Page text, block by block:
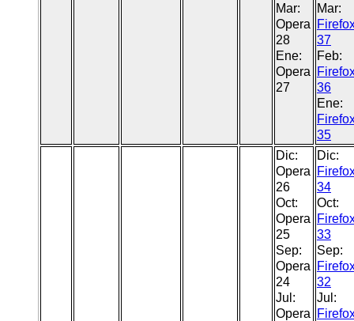
Mar:
Opera
28
Ene:
Opera
27
Mar:
37
Feb:
36
Ene:
35
Dic:
Opera
26
Oct:
Opera
25
Sep:
Opera
24
Jul:
Opera
Dic:
34
Oct:
33
Sep:
32
Jul: